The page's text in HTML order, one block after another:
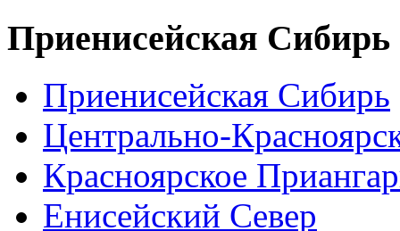
Приенисейская Сибирь
Приенисейская Сибирь
Центрально-
Красноярское
Енисейский Север